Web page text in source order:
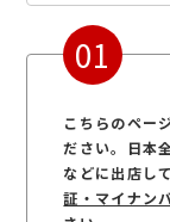
こちらのペー
ださい。日本
などに出店し
証・マイナン
01